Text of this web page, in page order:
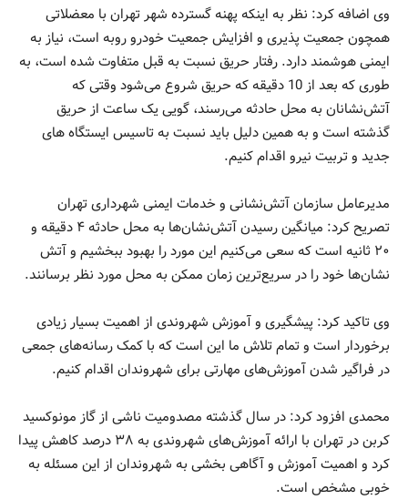
وی اضافه کرد: نظر به اینکه پهنه گسترده شهر تهران با معضلاتی
همچون جمعیت پذیری و افزایش جمعیت خودرو روبه است، نیاز به
ایمنی هوشمند دارد. رفتار حریق نسبت به قبل متفاوت شده است، به
طوری که بعد از 10 دقیقه که حریق شروع می‌شود وقتی که
آتش‌نشانان به محل حادثه می‌رسند، گویی یک ساعت از حریق
گذشته است و به همین دلیل باید نسبت به تاسیس ایستگاه های
جدید و تربیت نیرو اقدام کنیم.
مدیرعامل سازمان آتش‌نشانی و خدمات ایمنی شهرداری تهران
تصریح کرد: میانگین رسیدن آتش‌نشان‌ها به محل حادثه ۴ دقیقه و
۲۰ ثانیه است که سعی می‌کنیم این مورد را بهبود ببخشیم و آتش
نشان‌ها خود را در سریع‌ترین زمان ممکن به محل مورد نظر برسانند.
وی تاکید کرد: پیشگیری و آموزش شهروندی از اهمیت بسیار زیادی
برخوردار است و تمام تلاش ما این است که با کمک رسانه‌های جمعی
در فراگیر شدن آموزش‌های مهارتی برای شهروندان اقدام کنیم.
محمدی افزود کرد: در سال گذشته مصدومیت ناشی از گاز مونوکسید
کربن در تهران با ارائه آموزش‌های شهروندی به ۳۸ درصد کاهش پیدا
کرد و اهمیت آموزش و آگاهی بخشی به شهروندان از این مسئله به
خوبی مشخص است.